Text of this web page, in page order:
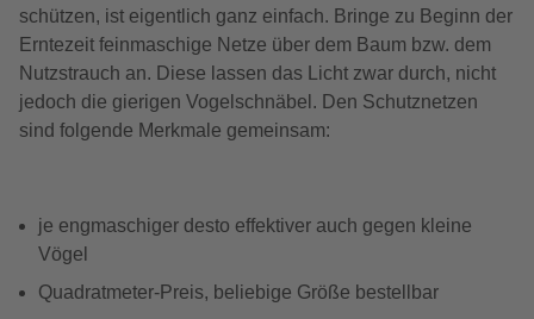
schützen, ist eigentlich ganz einfach. Bringe zu Beginn der
Erntezeit feinmaschige Netze über dem Baum bzw. dem
Nutzstrauch an. Diese lassen das Licht zwar durch, nicht
jedoch die gierigen Vogelschnäbel. Den Schutznetzen
sind folgende Merkmale gemeinsam:
je engmaschiger desto effektiver auch gegen kleine
Vögel
Quadratmeter-Preis, beliebige Größe bestellbar